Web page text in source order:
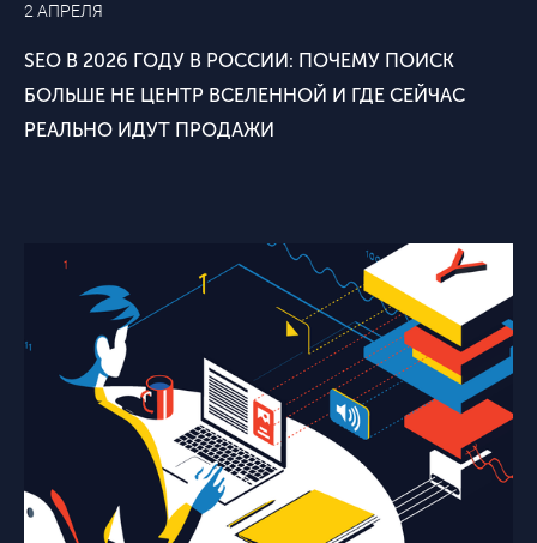
2 АПРЕЛЯ
SEO В 2026 ГОДУ В РОССИИ: ПОЧЕМУ ПОИСК
БОЛЬШЕ НЕ ЦЕНТР ВСЕЛЕННОЙ И ГДЕ СЕЙЧАС
РЕАЛЬНО ИДУТ ПРОДАЖИ